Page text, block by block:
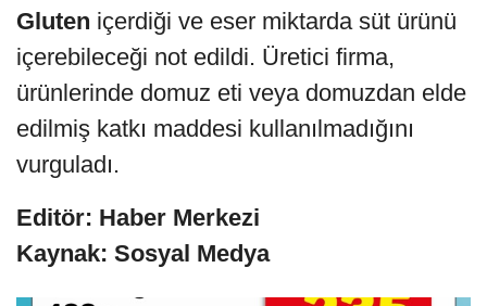
Gluten içerdiği ve eser miktarda süt ürünü
içerebileceği not edildi. Üretici firma,
ürünlerinde domuz eti veya domuzdan elde
edilmiş katkı maddesi kullanılmadığını
vurguladı.
Editör: Haber Merkezi
Kaynak: Sosyal Medya